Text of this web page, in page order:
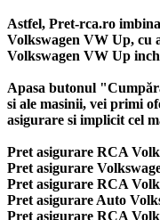
Astfel, Pret-rca.ro
Volkswagen VW Up, cu
Volkswagen VW Up
Apasa butonul
si ale masinii, vei primi
asigurare si implicit cel
Pret asigurare RCA
Pret asigurare
Pret asigurare RCA
Pret asigurare Auto
Pret asigurare RCA